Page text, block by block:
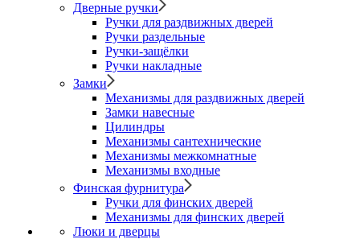
Дверные ручки
Ручки для раздвижных дверей
Ручки раздельные
Ручки-защёлки
Ручки накладные
Замки
Механизмы для раздвижных дверей
Замки навесные
Цилиндры
Механизмы сантехнические
Механизмы межкомнатные
Механизмы входные
Финская фурнитура
Ручки для финских дверей
Механизмы для финских дверей
Люки и дверцы